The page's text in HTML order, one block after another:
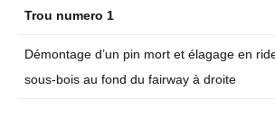
Trou numero 1
Démontage d’un pin mort et élagage en
sous-bois au fond du fairway à droite